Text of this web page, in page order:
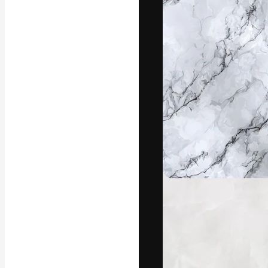
La plataforma
trabajo. Más
entre
estudios.
Español